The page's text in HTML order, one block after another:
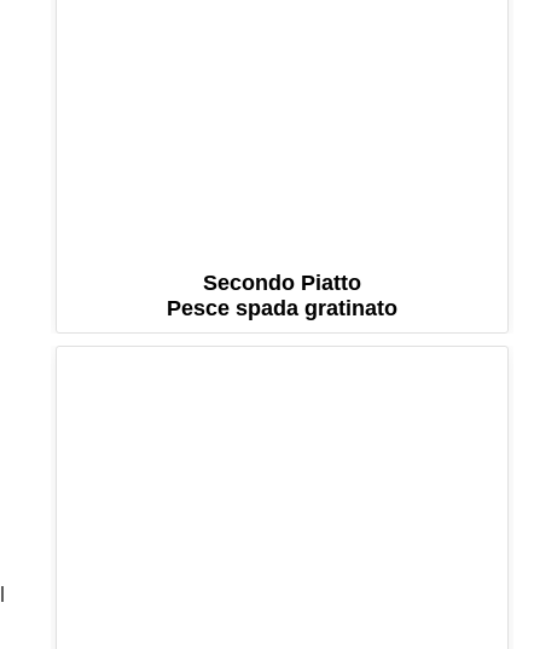
Secondo Piatto
Pesce spada gratinato